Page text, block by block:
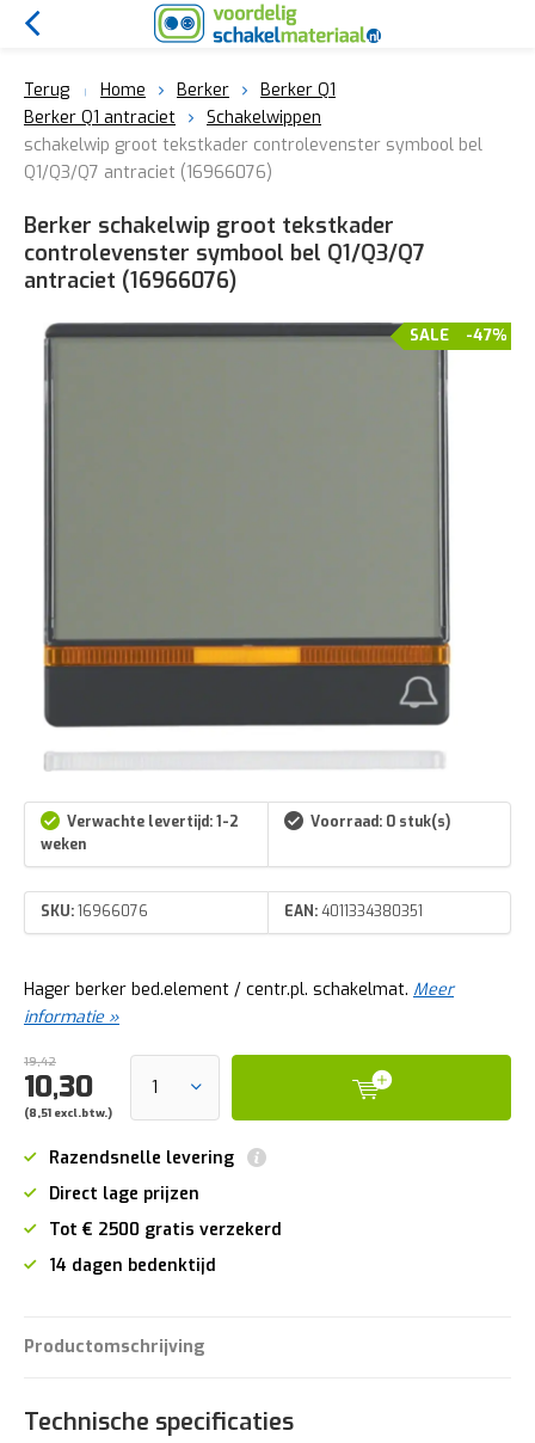
Terug Home Berker
Berker Q1
Berker Q1 antraciet
Schakelwippen
schakelwip groot tekstkader controlevenster symbool bel
Q1/Q3/Q7 antraciet (16966076)
Berker schakelwip groot tekstkader
controlevenster symbool bel Q1/Q3/Q7
antraciet (16966076)
-47%
SALE
Verwachte levertijd: 1-2
weken
Voorraad: 0 stuk(s)
SKU:16966076 EAN:4011334380351
Hager berker bed.element / centr.pl. schakelmat. Meer
informatie »
19,42
10,30
(8,51 excl.btw.)
Razendsnelle levering
Direct lage prijzen
Tot € 2500 gratis verzekerd
14 dagen bedenktijd
Productomschrijving
Technische specificaties